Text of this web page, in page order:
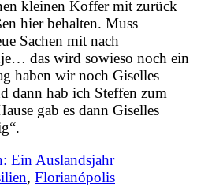
kleinen Koffer mit zurück
hier behalten. Muss
Sachen mit nach
das wird sowieso noch ein
haben wir noch Giselles
dann hab ich Steffen zum
gab es dann Giselles
Ein Auslandsjahr
, Florianópolis